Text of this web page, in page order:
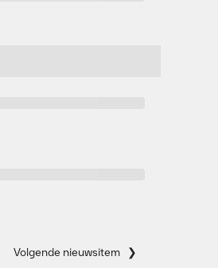
Volgende nieuwsitem